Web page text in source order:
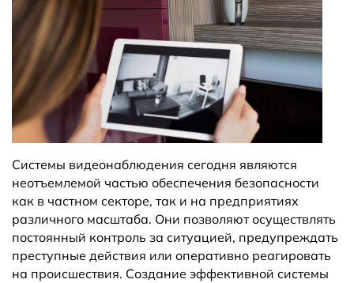
Системы видеонаблюдения сегодня являются
неотъемлемой частью обеспечения безопасности
как в частном секторе, так и на предприятиях
различного масштаба. Они позволяют осуществлять
постоянный контроль за ситуацией, предупреждать
преступные действия или оперативно реагировать
на происшествия. Создание эффективной системы